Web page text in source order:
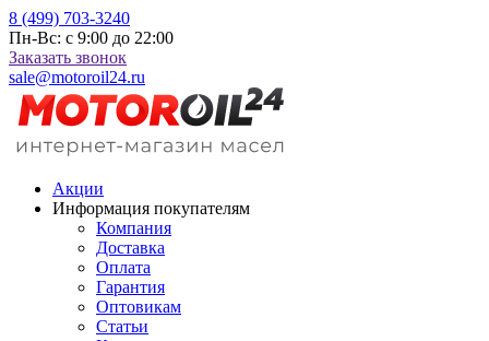
8 (499) 703-3240
Пн-Вс: с 9:00 до 22:00
Заказать звонок
sale@motoroil24.ru
Акции
Информация покупателям
Компания
Доставка
Оплата
Гарантия
Оптовикам
Статьи